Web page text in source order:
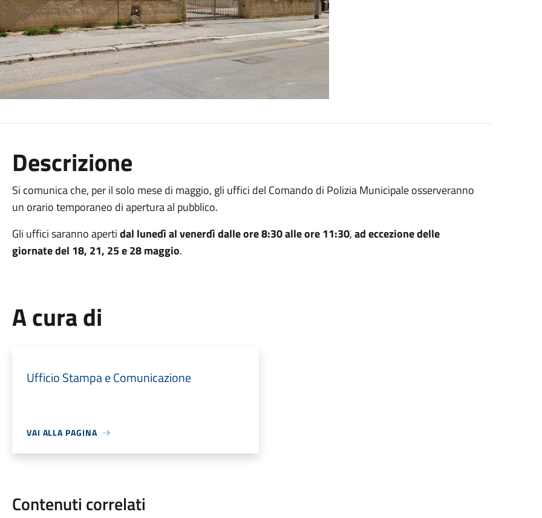
Descrizione
Si comunica che, per il solo mese di maggio, gli uffici del Comando di Polizia Municipale osserveranno
un orario temporaneo di apertura al pubblico.
Gli uffici saranno apertidal lunedì al venerdìdalle ore 8:30 alle ore 11:30,ad eccezione delle
giornate del 18, 21, 25 e 28 maggio.
A cura di
Ufficio Stampa e Comunicazione
VAI ALLA PAGINA
Contenuti correlati